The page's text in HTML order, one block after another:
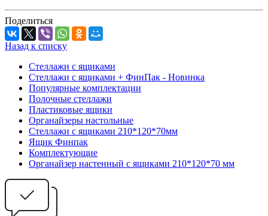
Поделиться
Назад к списку
Стеллажи с ящиками
Стеллажи с ящиками + ФинПак - Новинка
Популярные комплектации
Полочные стеллажи
Пластиковые ящики
Органайзеры настольные
Стеллажи с ящиками 210*120*70мм
Ящик Финпак
Комплектующие
Органайзер настенный с ящиками 210*120*70 мм